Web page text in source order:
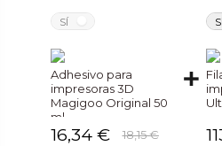
SÍ
Adhesivo para
impresoras 3D
Magigoo Original 50
ml
16,34 € 18,15 €